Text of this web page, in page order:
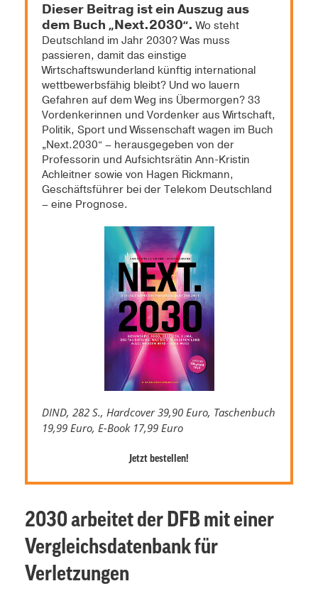
Dieser Beitrag ist ein Auszug aus
dem Buch „Next.2030“.Wo steht
Deutschland im Jahr 2030? Was muss
passieren, damit das einstige
Wirtschaftswunderland künftig international
wettbewerbsfähig bleibt? Und wo lauern
Gefahren auf dem Weg ins Übermorgen? 33
Vordenkerinnen und Vordenker aus Wirtschaft,
Politik, Sport und Wissenschaft wagen im Buch
„Next.2030“ – herausgegeben von der
Professorin und Aufsichtsrätin Ann-Kristin
Achleitner sowie von Hagen Rickmann,
Geschäftsführer bei der Telekom Deutschland
– eine Prognose.
DIND, 282 S., Hardcover 39,90 Euro, Taschenbuch
19,99 Euro, E-Book 17,99 Euro
Jetzt bestellen!
2030 arbeitet der DFB mit einer
Vergleichsdatenbank für
Verletzungen